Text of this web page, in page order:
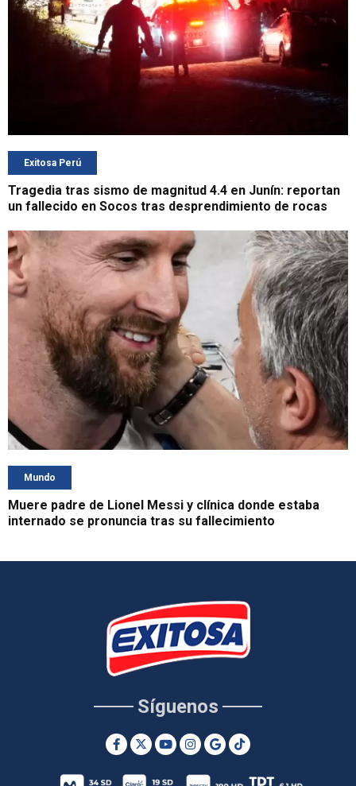
Exitosa Perú
Tragedia tras sismo de magnitud 4.4 en Junín: reportan
un fallecido en Socos tras desprendimiento de rocas
Mundo
Muere padre de Lionel Messi y clínica donde estaba
internado se pronuncia tras su fallecimiento
Síguenos